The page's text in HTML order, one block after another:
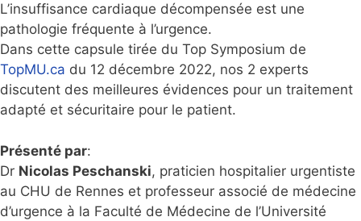
L’insuffisance cardiaque décompensée est une
pathologie fréquente à l’urgence.
Dans cette capsule tirée du Top Symposium de
TopMU.ca du 12 décembre 2022, nos 2 experts
discutent des meilleures évidences pour un traitement
adapté et sécuritaire pour le patient.
Présenté par:
Dr Nicolas Peschanski, praticien hospitalier urgentiste
au CHU de Rennes et professeur associé de médecine
d’urgence à la Faculté de Médecine de l’Université